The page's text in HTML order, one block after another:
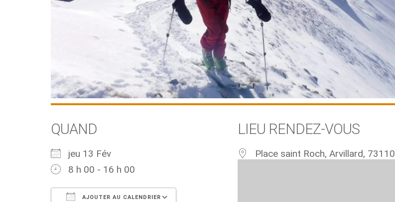
QUAND
jeu 13 Fév
8 h 00 - 16 h 00
AJOUTER AU CALENDRIER
LIEU RENDEZ-VOUS
Place saint Roch, Arvillard, 73110